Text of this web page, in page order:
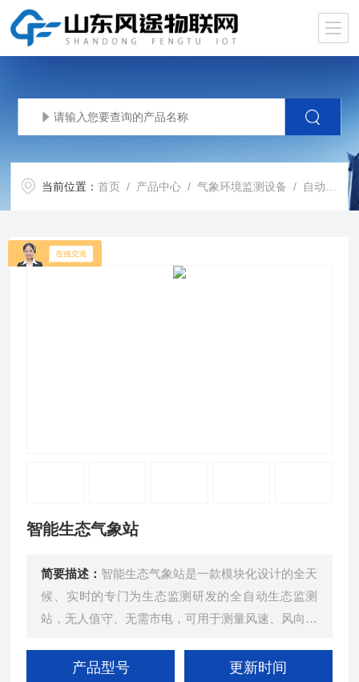
当前位置：首页 / 产品中心 /气象环境监测设备 / 自动气象站
智能生态气象站
简要描述： 智能生态气象站是一款模块化设计的全天
候、实时的专门为生态监测研发的全自动生态监测
站，无人值守、无需市电，可用于测量风速、风向、
产品型号 更新时间